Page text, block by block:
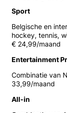
Sport
Belgische en
hockey, tennis,
€ 24,99/maand
Entertainment
Combinatie van
33,99/maand
All-in